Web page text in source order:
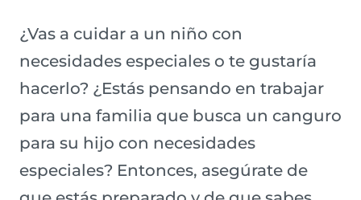
¿Vas a cuidar a un niño con
necesidades especiales o te gustaría
hacerlo? ¿Estás pensando en trabajar
para una familia que busca un canguro
para su hijo con necesidades
especiales? Entonces, asegúrate de